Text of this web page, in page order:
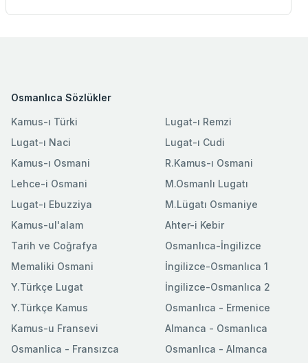
Osmanlıca Sözlükler
Kamus-ı Türki
Lugat-ı Naci
Kamus-ı Osmani
Lehce-i Osmani
Lugat-ı Ebuzziya
Lugat-ı Remzi
Lugat-ı Cudi
R.Kamus-ı Osmani
M.Osmanlı Lugatı
M.Lügatı Osmaniye
Kamus-ul'alam
Tarih ve Coğrafya
Memaliki Osmani
Y.Türkçe Lugat
Y.Türkçe Kamus
Ahter-i Kebir
Osmanlıca-İngilizce
İngilizce-Osmanlıca 1
İngilizce-Osmanlıca 2
Osmanlıca - Ermenice
Kamus-u Fransevi
Osmanlica - Fransızca
Almanca - Osmanlıca
Osmanlıca - Almanca